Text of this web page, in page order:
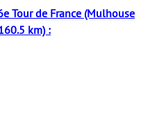
Tour de France (Mulhouse
km) :